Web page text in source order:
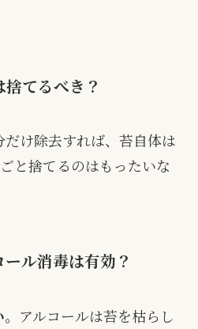
てるべき？
だけ除去すれば、苔自体は
と捨てるのはもったいな
ル消毒は有効？
アルコールは苔を枯らし